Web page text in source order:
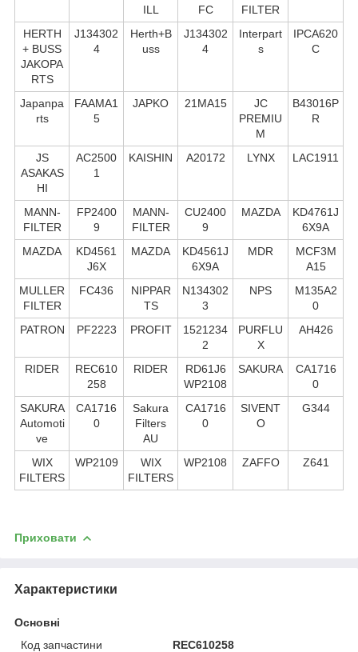
ILL
FC
FILTER
HERTH
+ BUSS
JAKOPA
RTS
J134302
4
Herth+B
uss
J134302
4
Interpart
s
IPCA620
C
Japanpa
rts
FAAMA1
5
JAPKO 21MA15
JC
PREMIU
M
B43016P
R
JS
ASAKAS
HI
AC2500
1
KAISHIN A20172 LYNX LAC1911
MANN-
FILTER
FP2400
9
MANN-
FILTER
CU2400
9
MAZDA
KD4761J
6X9A
MAZDA
KD4561
J6X
MAZDA
KD4561J
6X9A
MDR
MCF3M
A15
MULLER
FILTER
FC436
NIPPAR
TS
N134302
3
NPS
M135A2
0
PATRON
PF2223 PROFIT
1521234
2
PURFLU
X
AH426
RIDER
REC610
258
RIDER
RD61J6
WP2108
SAKURA
CA1716
0
SAKURA
Automoti
ve
CA1716
0
Sakura
Filters
AU
CA1716
0
SIVENT
O
G344
WIX
FILTERS
WP2109
WIX
FILTERS
WP2108 ZAFFO Z641
Приховати
Характеристики
Основні
Код запчастини
REC610258